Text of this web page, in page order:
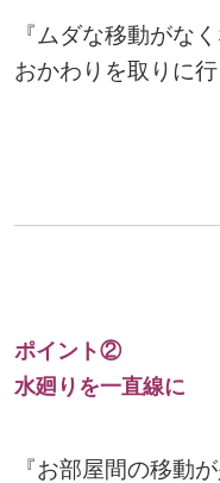
『ムダな移動がな
おかわりを取りに
ポイント②
水廻りを一直線に
『お部屋間の移動